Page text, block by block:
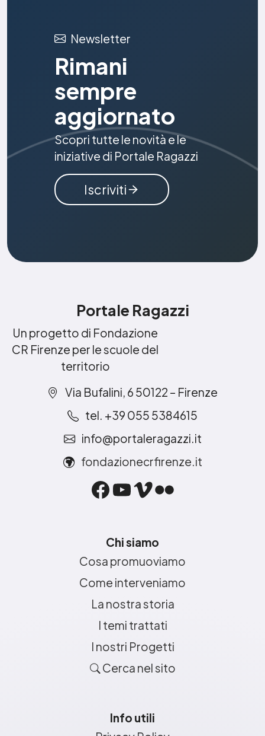
Newsletter
Rimani
sempre
aggiornato
Scopri tutte le novità e le
iniziative di Portale Ragazzi
Iscriviti
Portale Ragazzi
Un progetto di Fondazione
CR Firenze per le scuole del
territorio
Via Bufalini, 6 50122 – Firenze
tel. +39 055 5384615
info@portaleragazzi.it
fondazionecrfirenze.it
Facebook
YouTube
Vimeo
Flickr
Chi siamo
Cosa promuoviamo
Come interveniamo
La nostra storia
I temi trattati
I nostri Progetti
Cerca nel sito
Info utili